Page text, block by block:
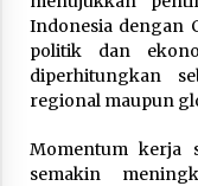
Indonesia dengan
politik dan
diperhitungkan
regional maupun
Momentum kerja
semakin